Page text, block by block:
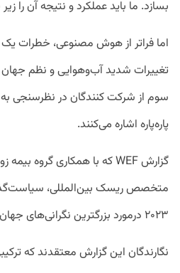
بسازد. ما باید عملکرد و نتیجه آن را
اما فراتر از هوش مصنوعی، خطرات یک
تغییرات شدید آب‌وهوایی و نظم جهان
سوم از شرکت کنندگان در نظرسنجی
پاره‌پاره اشاره می‌کنند.
متخصص ریسک بین‌المللی،
۲۰۲۳ درمورد بزرگترین نگرانی‌های جهان نظرسنجی کرده است.
نگارندگان این گزارش معتقدند که